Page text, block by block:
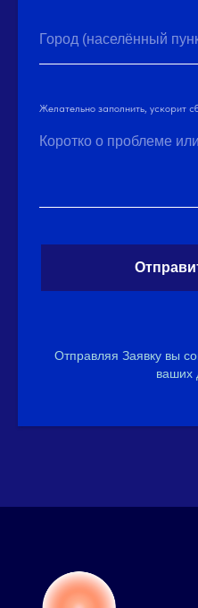
Город (населённый
Желательно заполнить, ускорит
Коротко о проблеме
Отправляя Заявку вы
ваших